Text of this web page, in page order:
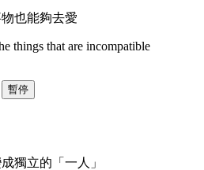
也能夠去愛
things that are incompatible
暫停
獨立的「一人」